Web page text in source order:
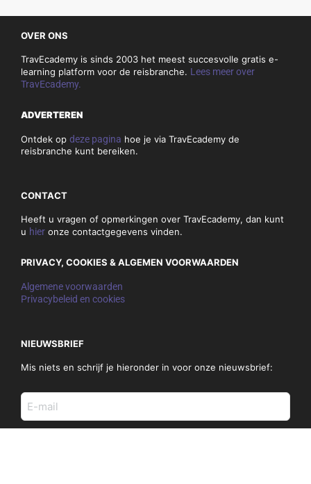
OVER ONS
TravEcademy is sinds 2003 het meest succesvolle gratis e-
learning platform voor de reisbranche. Lees meer over
TravEcademy.
ADVERTEREN
Ontdek op deze pagina hoe je via TravEcademy de
reisbranche kunt bereiken.
CONTACT
Heeft u vragen of opmerkingen over TravEcademy, dan kunt
u hier onze contactgegevens vinden.
PRIVACY, COOKIES & ALGEMEN VOORWAARDEN
Algemene voorwaarden
Privacybeleid en cookies
NIEUWSBRIEF
Mis niets en schrijf je hieronder in voor onze nieuwsbrief:
E-
mail